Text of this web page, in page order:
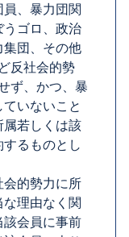
、暴力団関
ゴロ、政治
団、その他
反社会的勢
ず、かつ、暴
いないこと
属若しくは該
るものとし
的勢力に所
理由なく関
会員に事前